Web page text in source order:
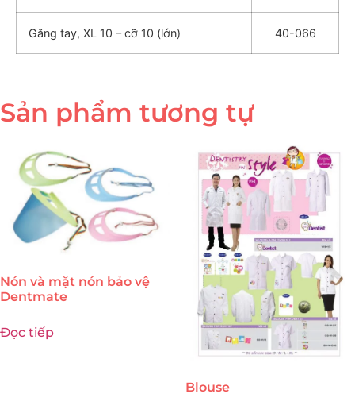
Găng tay, XL 10 – cỡ 10 (lớn) 40-066
Sản phẩm tương tự
Nón và mặt nón bảo vệ
Dentmate
Đọc tiếp
Blouse